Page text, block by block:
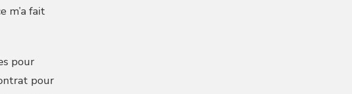
m’a fait
pour
pour